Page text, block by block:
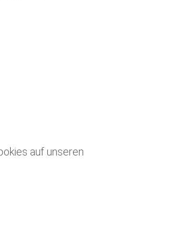
auf unseren